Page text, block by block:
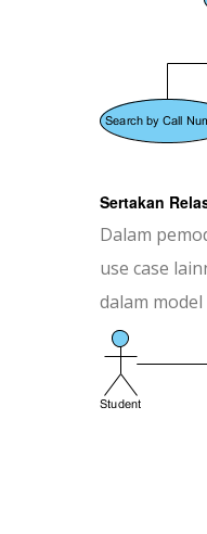
Sertakan
Dalam
use case
dalam model